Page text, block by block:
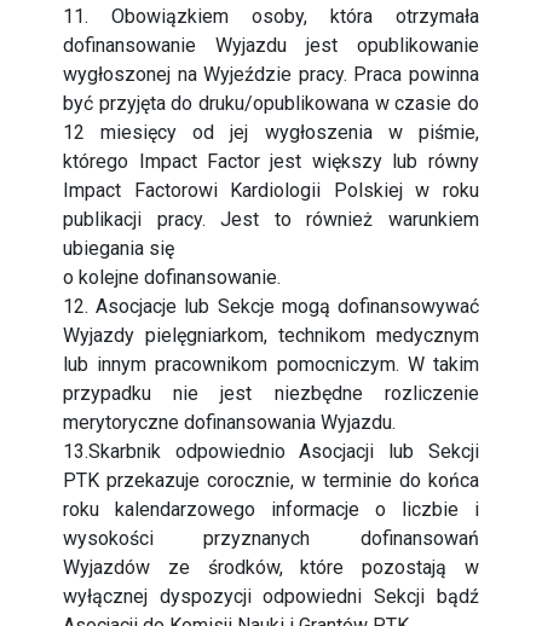
11. Obowiązkiem osoby, która otrzymała
dofinansowanie Wyjazdu jest opublikowanie
wygłoszonej na Wyjeździe pracy. Praca powinna
być przyjęta do druku/opublikowana w czasie do
12 miesięcy od jej wygłoszenia w piśmie,
którego Impact Factor jest większy lub równy
Impact Factorowi Kardiologii Polskiej w roku
publikacji pracy. Jest to również warunkiem
ubiegania się
o kolejne dofinansowanie.
12. Asocjacje lub Sekcje mogą dofinansowywać
Wyjazdy pielęgniarkom, technikom medycznym
lub innym pracownikom pomocniczym. W takim
przypadku nie jest niezbędne rozliczenie
merytoryczne dofinansowania Wyjazdu.
13.Skarbnik odpowiednio Asocjacji lub Sekcji
PTK przekazuje corocznie, w terminie do końca
roku kalendarzowego informacje o liczbie i
wysokości przyznanych dofinansowań
Wyjazdów ze środków, które pozostają w
wyłącznej dyspozycji odpowiedni Sekcji bądź